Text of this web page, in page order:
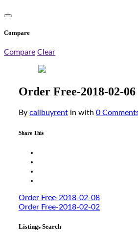
Compare
Compare Clear
Order Free-2018-02-06
By callbuyrent in with 0
Share This
Order Free-2018-02-08
Order Free-2018-02-02
Listings Search